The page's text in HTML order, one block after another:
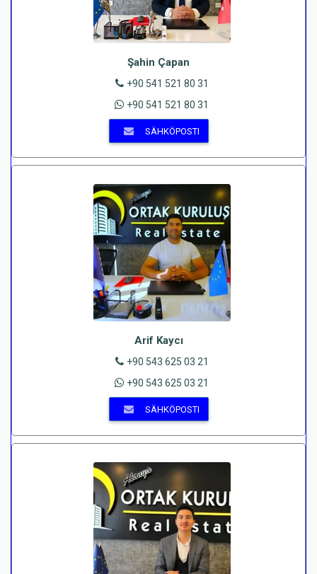
Şahin Çapan
+90 541 521 80 31
+90 541 521 80 31
SÄHKÖPOSTI
Arif Kaycı
+90 543 625 03 21
+90 543 625 03 21
SÄHKÖPOSTI